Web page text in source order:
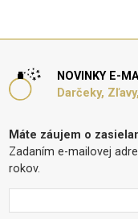
NOVINKY E-
Darčeky,
Máte záujem o
Zadaním e-mailovej
rokov.